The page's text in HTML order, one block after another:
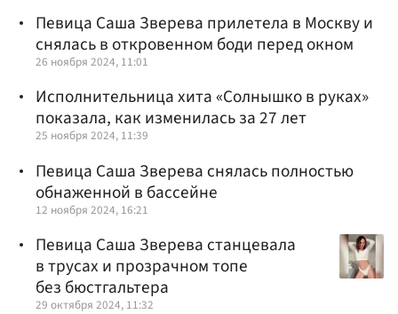
Певица Саша Зверева прилетела в Москву и
снялась в откровенном боди перед окном
26 ноября 2024, 11:01
Исполнительница хита «Солнышко в руках»
показала, как изменилась за 27 лет
25 ноября 2024, 11:39
Певица Саша Зверева снялась полностью
обнаженной в бассейне
12 ноября 2024, 16:21
Певица Саша Зверева станцевала
в трусах и прозрачном топе
без бюстгальтера
29 октября 2024, 11:32